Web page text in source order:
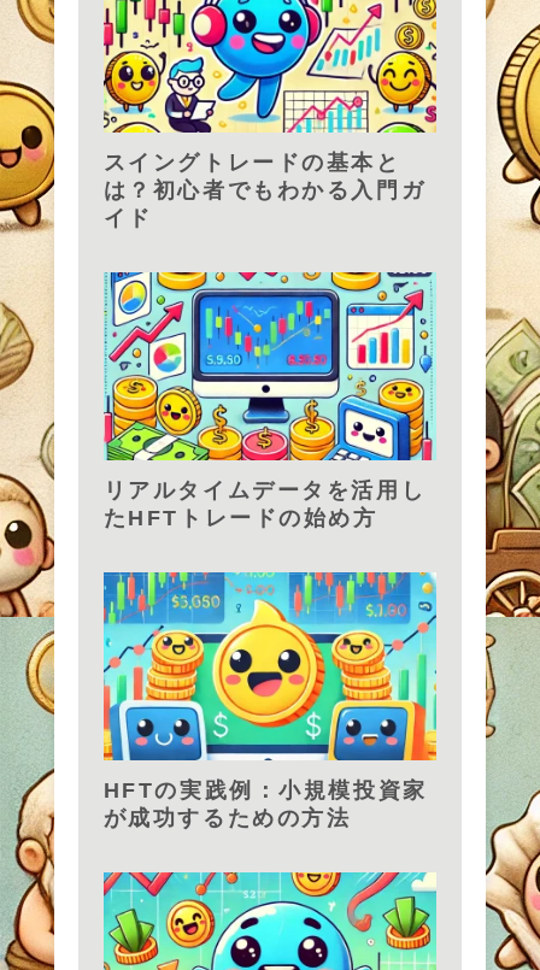
スイングトレードの基本と
は？初心者でもわかる入門ガ
イド
リアルタイムデータを活用し
たHFTトレードの始め方
HFTの実践例：小規模投資家
が成功するための方法